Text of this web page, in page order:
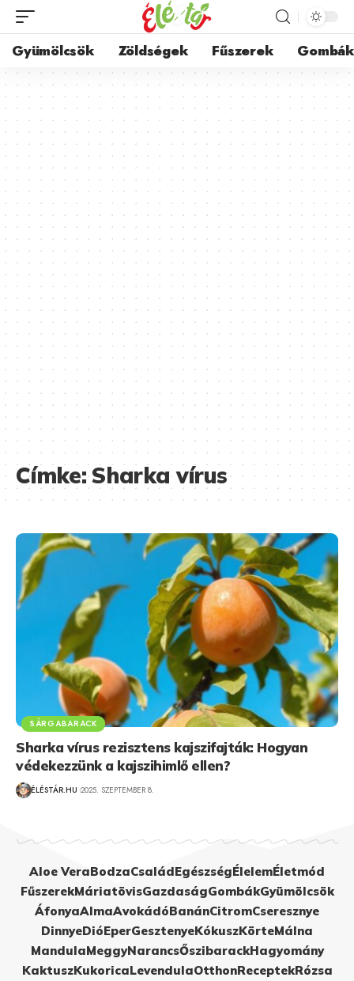
Gyümölcsök Zöldségek Fűszerek Gombák
Címke:Sharka vírus
SÁRGABARACK
Sharka vírus rezisztens kajszifajták: Hogyan
védekezzünk a kajszihimlő ellen?
ÉLÉSTÁR.HU 2025. SZEPTEMBER 8.
Aloe VeraBodzaCsaládEgészségÉlelemÉletmód
FűszerekMáriatövisGazdaságGombákGyümölcsök
ÁfonyaAlmaAvokádóBanánCitromCseresznye
DinnyeDióEperGesztenyeKókuszKörteMálna
MandulaMeggyNarancsŐszibarackHagyomány
KaktuszKukoricaLevendulaOtthonReceptekRózsa